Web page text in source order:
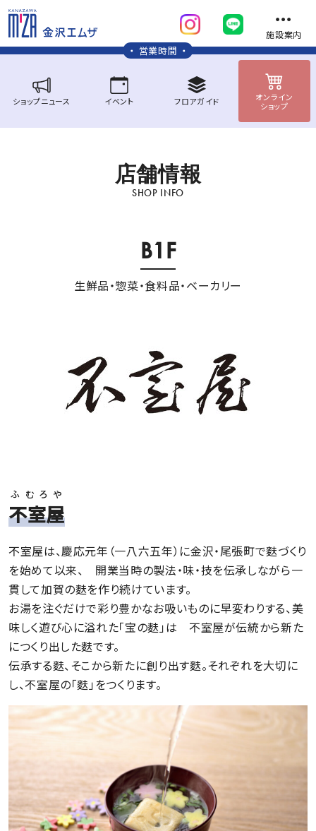
施設案内
営業時間
ショップニュース イベント フロアガイド
オンライン
ショップ
店舗情報
SHOP INFO
B1F
生鮮品・惣菜・食料品・ベーカリー
不室屋
ふむろや
不室屋は、慶応元年（一八六五年）に金沢・尾張町で麩づくり
を始めて以来、 開業当時の製法・味・技を伝承しながら一
貫して加賀の麩を作り続けています。
お湯を注ぐだけで彩り豊かなお吸いものに早変わりする、美
味しく遊び心に溢れた「宝の麩」は 不室屋が伝統から新た
につくり出した麩です。
伝承する麩、そこから新たに創り出す麩。それぞれを大切に
し、不室屋の「麩」をつくります。